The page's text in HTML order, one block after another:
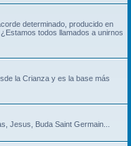
determinado, producido en
todos llamados a unirnos
la Crianza y es la base más
Jesus, Buda Saint Germain...